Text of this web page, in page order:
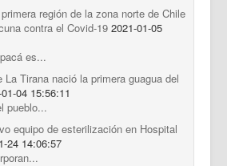
región de la zona norte de Chile
contra el Covid-19 2021-01-05
es...
La Tirana nació la primera guagua del
04 15:56:11
pueblo...
equipo de esterilización en Hospital
24 14:06:57